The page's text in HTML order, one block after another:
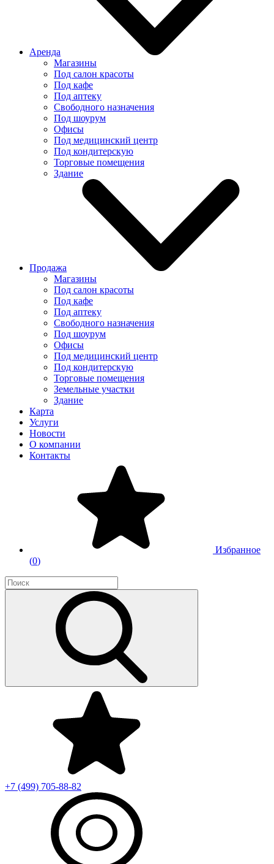
Аренда
Магазины
Под салон красоты
Под кафе
Под аптеку
Свободного назначения
Под шоурум
Офисы
Под медицинский центр
Под кондитерскую
Торговые помещения
Здание
Продажа
Магазины
Под салон красоты
Под кафе
Под аптеку
Свободного назначения
Под шоурум
Офисы
Под медицинский центр
Под кондитерскую
Торговые помещения
Земельные участки
Здание
Карта
Услуги
Новости
О компании
Контакты
Избранное
(0)
+7 (499) 705-88-82